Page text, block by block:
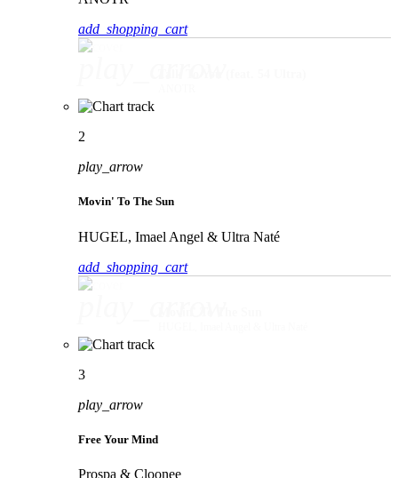
add_shopping_cart
2
play_arrow
Movin' To The Sun
HUGEL, Imael Angel & Ultra Naté
add_shopping_cart
3
play_arrow
Free Your Mind
Prospa & Cloonee